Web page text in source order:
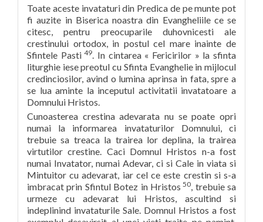
Toate aceste invataturi din Predica de pe munte pot
fi auzite in Biserica noastra din Evangheliile ce se
citesc, pentru preocuparile duhovnicesti ale
crestinului ortodox, in postul cel mare inainte de
Sfintele Pasti49. In cintarea « Fericirilor » la sfinta
liturghie iese preotul cu Sfinta Evanghelie in mijlocul
credinciosilor, avind o lumina aprinsa in fata, spre a
se lua aminte la inceputul activitatii invatatoare a
Domnului Hristos.
Cunoasterea crestina adevarata nu se poate opri
numai la informarea invataturilor Domnului, ci
trebuie sa treaca la trairea lor deplina, la trairea
virtutilor crestine. Caci Domnul Hristos n-a fost
numai Invatator, numai Adevar, ci si Cale in viata si
Mintuitor cu adevarat, iar cel ce este crestin si s-a
imbracat prin Sfintul Botez in Hristos 50, trebuie sa
urmeze cu adevarat lui Hristos, ascultind si
indeplinind invataturile Sale. Domnul Hristos a fost